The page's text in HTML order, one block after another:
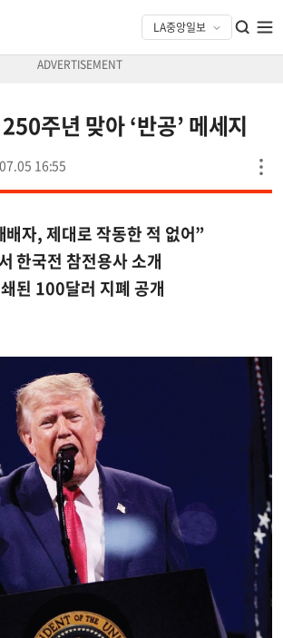
주년 맞아 ‘반공’ 메세지
16:55
배자, 제대로 작동한 적 없어”
한국전 참전용사 소개
된 100달러 지폐 공개